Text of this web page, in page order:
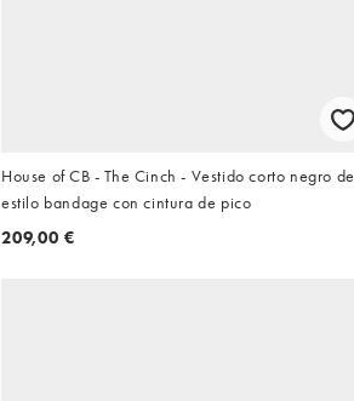
House of CB - The Cinch - Vestido corto negro de
estilo bandage con cintura de pico
209,00 €